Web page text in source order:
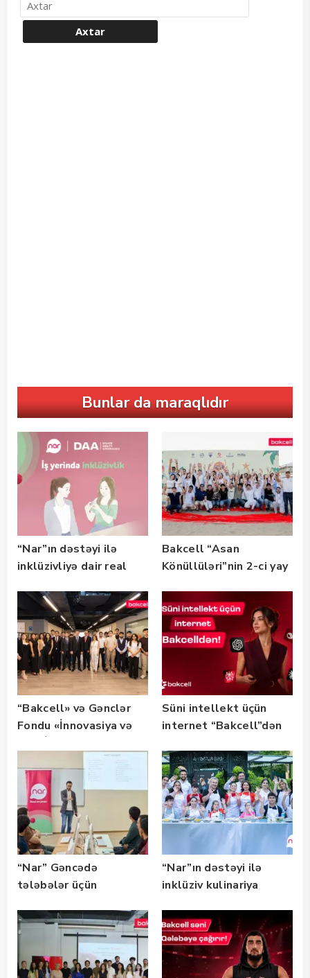
Bunlar da maraqlıdır
“Nar”ın dəstəyi ilə
inklüzivliyə dair real
təqdim edilir
Bakcell “Asan
Könüllüləri”nin 2-ci yay
olub — FOTO
“Bakcell» və Gənclər
Fondu «İnnovasiya və
təqaüd proqramının
qalibləri ilə görüş
keçirib
Süni intellekt üçün
internet “Bakcell”dən
“Nar” Gəncədə
tələbələr üçün
təlimləri təşkil edib
“Nar”ın dəstəyi ilə
inklüziv kulinariya
keçirilib — Fotolar